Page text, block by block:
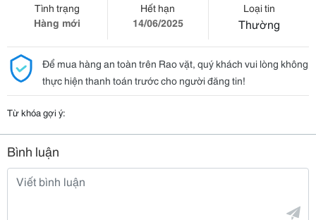
Tình trạng
Hàng mới
Hết hạn
14/06/2025
Loại tin
Thường
Để mua hàng an toàn trên Rao vặt, quý khách vui lòng không
thực hiện thanh toán trước cho người đăng tin!
Từ khóa gợi ý:
Bình luận